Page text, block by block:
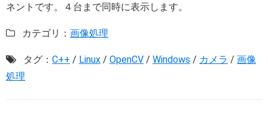
ネントです。４台まで同時に表示します。
カテゴリ： 画像処理
タグ： C++ / Linux / OpenCV / Windows / カメラ / 画像
処理